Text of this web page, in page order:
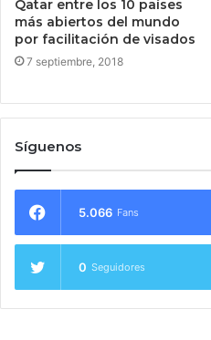
Qatar entre los 10 países
más abiertos del mundo
por facilitación de visados
7 septiembre, 2018
Síguenos
5.066 Fans
0 Seguidores